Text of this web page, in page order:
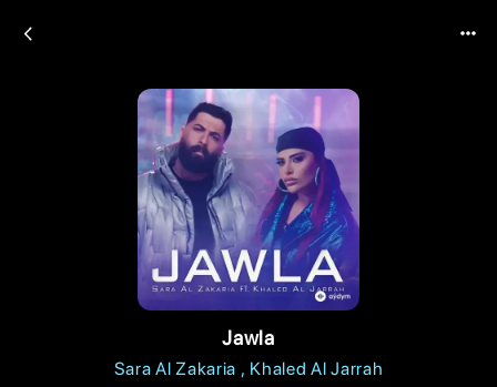
Jawla
Sara Al Zakaria Khaled Al Jarrah